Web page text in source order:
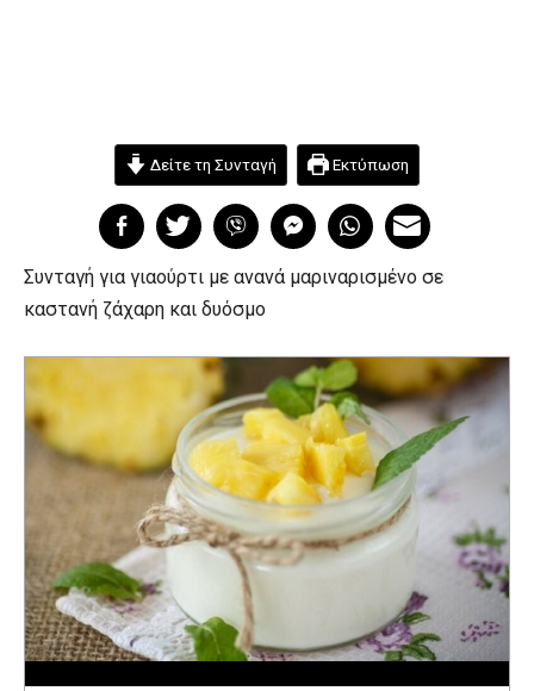
Δείτε τη Συνταγή Εκτύπωση
Συνταγή για γιαούρτι με ανανά μαριναρισμένο σε
καστανή ζάχαρη και δυόσμο